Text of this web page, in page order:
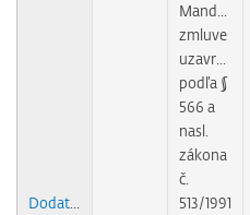
Dodatok
Mandátnej
zmluve
uzavretej
podľa §
566 a
nasl.
zákona
č.
513/1991